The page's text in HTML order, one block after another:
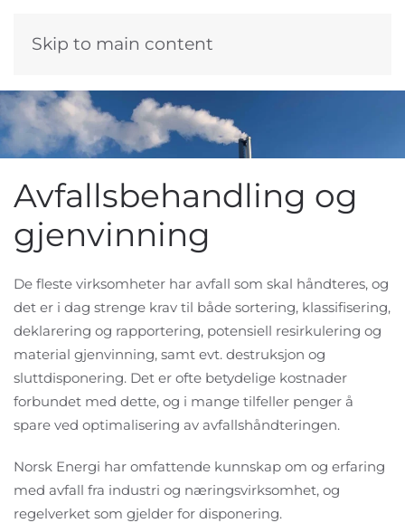
Skip to main content
Avfallsbehandling og
gjenvinning
De fleste virksomheter har avfall som skal håndteres, og
det er i dag strenge krav til både sortering, klassifisering,
deklarering og rapportering, potensiell resirkulering og
material gjenvinning, samt evt. destruksjon og
sluttdisponering. Det er ofte betydelige kostnader
forbundet med dette, og i mange tilfeller penger å
spare ved optimalisering av avfallshåndteringen.
Norsk Energi har omfattende kunnskap om og erfaring
med avfall fra industri og næringsvirksomhet, og
regelverket som gjelder for disponering.